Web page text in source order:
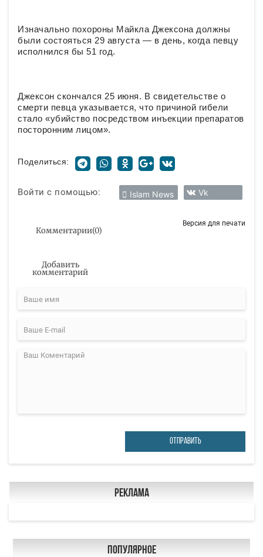
Изначально похороны Майкла Джексона должны
были состояться 29 августа — в день, когда певцу
исполнился бы 51 год.
Джексон скончался 25 июня. В свидетельстве о
смерти певца указывается, что причиной гибели
стало «убийство посредством инъекции препаратов
посторонним лицом».
Поделиться:
Войти с помощью: Islam News Vk
Комментарии(0)
Версия для печати
Добавить
комментарий
ОТПРАВИТЬ
Реклама
Популярное